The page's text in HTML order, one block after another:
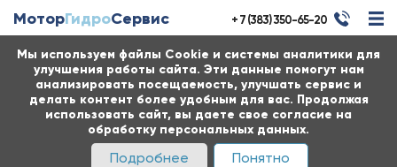
Мы используем файлы Cookie и системы аналитики для
улучшения работы сайта. Эти данные помогут нам
анализировать посещаемость, улучшать сервис и
делать контент более удобным для вас. Продолжая
использовать сайт, вы даете свое согласие на
обработку персональных данных.
Подробнее Понятно
МоторГидроСервис + 7 (383) 350-65-20